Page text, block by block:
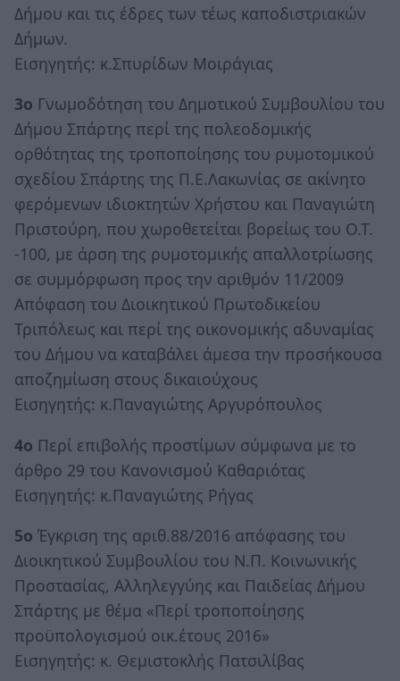
Δήμου και τις έδρες των τέως καποδιστριακών
Δήμων.
Εισηγητής: κ.Σπυρίδων Μοιράγιας
3ο Γνωμοδότηση του Δημοτικού Συμβουλίου του
Δήμου Σπάρτης περί της πολεοδομικής
ορθότητας της τροποποίησης του ρυμοτομικού
σχεδίου Σπάρτης της Π.Ε.Λακωνίας σε ακίνητο
φερόμενων ιδιοκτητών Χρήστου και Παναγιώτη
Πριστούρη, που χωροθετείται βορείως του Ο.Τ.
-100, με άρση της ρυμοτομικής απαλλοτρίωσης
σε συμμόρφωση προς την αριθμόν 11/2009
Απόφαση του Διοικητικού Πρωτοδικείου
Τριπόλεως και περί της οικονομικής αδυναμίας
του Δήμου να καταβάλει άμεσα την προσήκουσα
αποζημίωση στους δικαιούχους
Εισηγητής: κ.Παναγιώτης Αργυρόπουλος
4ο Περί επιβολής προστίμων σύμφωνα με το
άρθρο 29 του Κανονισμού Καθαριότας
Εισηγητής: κ.Παναγιώτης Ρήγας
5ο Έγκριση της αριθ.88/2016 απόφασης του
Διοικητικού Συμβουλίου του Ν.Π. Κοινωνικής
Προστασίας, Αλληλεγγύης και Παιδείας Δήμου
Σπάρτης με θέμα «Περί τροποποίησης
προϋπολογισμού οικ.έτους 2016»
Εισηγητής: κ. Θεμιστοκλής Πατσιλίβας